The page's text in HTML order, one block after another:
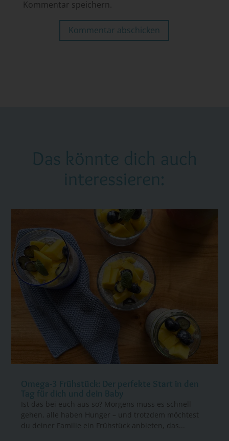
Kommentar speichern.
Kommentar abschicken
Das könnte dich auch
interessieren:
Omega-3 Frühstück: Der perfekte Start in den
Tag für dich und dein Baby
Ist das bei euch aus so? Morgens muss es schnell
gehen, alle haben Hunger – und trotzdem möchtest
du deiner Familie ein Frühstück anbieten, das...